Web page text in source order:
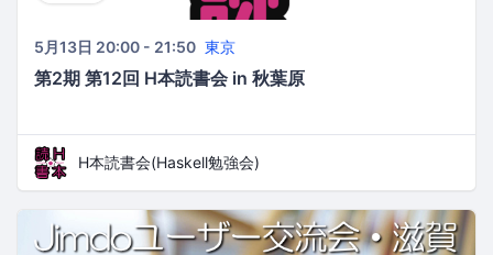
5月13日 20:00 - 21:50 東京
第2期 第12回 H本読書会 in 秋葉原
H本読書会(Haskell勉強会)